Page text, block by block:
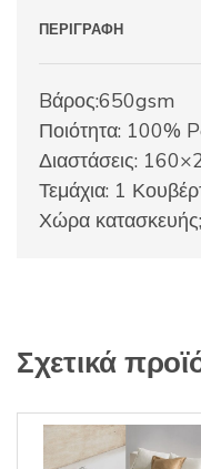
ΠΕΡΙΓΡΑΦΉ
Bάρος:650gsm
Ποιότητα: 100%
Διαστάσεις:
Τεμάχια: 1
Χώρα
Σχετικά